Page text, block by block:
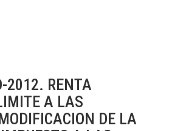
2012. RENTA
A LAS
DE LA